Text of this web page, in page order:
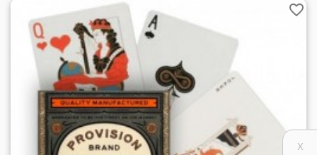
favorite_border
X